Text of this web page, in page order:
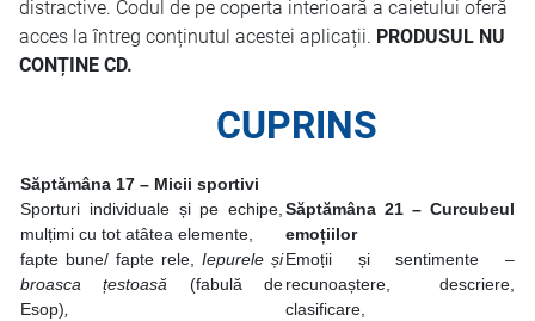
distractive. Codul de pe coperta interioară a caietului oferă
acces la întreg conținutul acestei aplicații. PRODUSUL NU
CONȚINE CD.
CUPRINS
Săptămâna 17 – Micii sportivi
Sporturi individuale și pe echipe,
mulțimi cu tot atâtea elemente,
fapte bune/ fapte rele, Iepurele și
broasca țestoasă (fabulă de
Esop)
Săptămâna 21 – Curcubeul
emoțiilor
Emoții și sentimente –
recunoaștere, descriere,
clasificare,